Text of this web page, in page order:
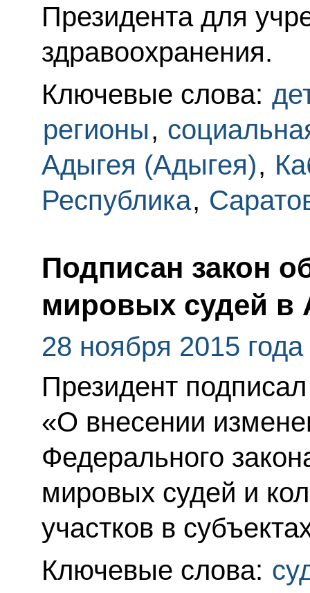
Президента для
здравоохранения.
Ключевые слова:
регионы,
Адыгея (Адыгея),
Республика,
Подписан закон
мировых судей в
28 ноября 2015 года
Президент
«О внесении
Федерального
мировых судей и
участков в
Ключевые слова: